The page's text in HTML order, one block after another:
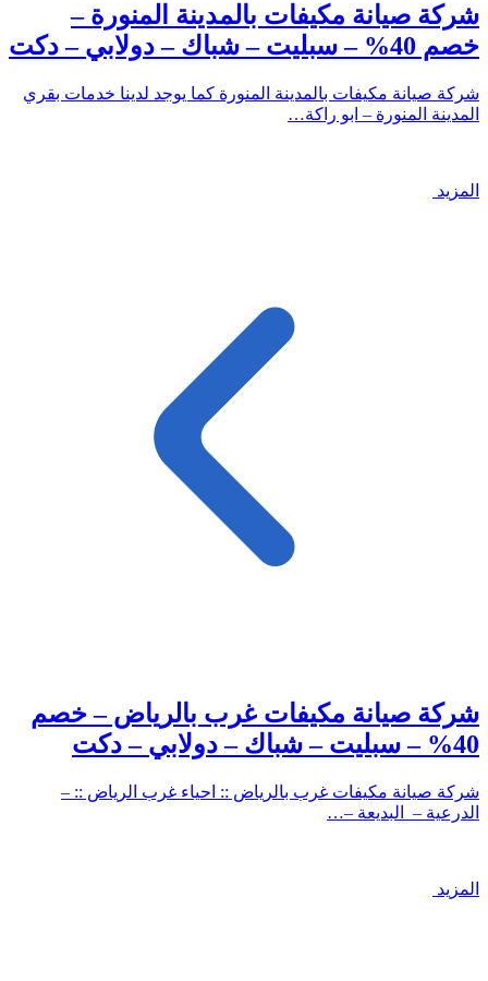
شركة صيانة مكيفات بالمدينة المنورة –
خصم 40% – سبليت – شباك – دولابي – دكت
شركة صيانة مكيفات بالمدينة المنورة كما يوجد لدينا خدمات بقري
المدينة المنورة – ابو راكة…
المزيد
شركة صيانة مكيفات غرب بالرياض – خصم
40% – سبليت – شباك – دولابي – دكت
شركة صيانة مكيفات غرب بالرياض :: احياء غرب الرياض :: –
الدرعية – البديعة –…
المزيد